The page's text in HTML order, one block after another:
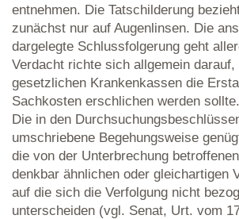
entnehmen. Die Tatschilderung
zunächst nur auf Augenlinsen. Die
dargelegte Schlussfolgerung geht
Verdacht richte sich allgemein
gesetzlichen Krankenkassen die
Sachkosten erschlichen werden sollte.
Die in den
umschriebene Begehungsweise
die von der Unterbrechung
denkbar ähnlichen oder gleichartigen
auf die sich die Verfolgung nicht
unterscheiden (vgl. Senat, Urt. vom